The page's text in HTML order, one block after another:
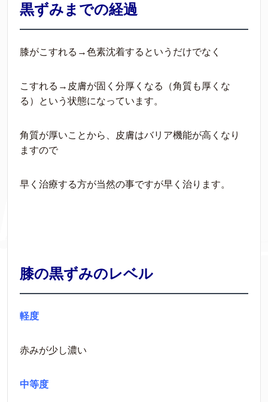
黒ずみまでの経過
膝がこすれる→色素沈着するというだけでなく
こすれる→皮膚が固く分厚くなる（角質も厚くな
る）という状態になっています。
角質が厚いことから、皮膚はバリア機能が高くなり
ますので
早く治療する方が当然の事ですが早く治ります。
膝の黒ずみのレベル
軽度
赤みが少し濃い
中等度